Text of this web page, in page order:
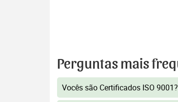
Perguntas mais
Vocês são Certificados ISO 9001?